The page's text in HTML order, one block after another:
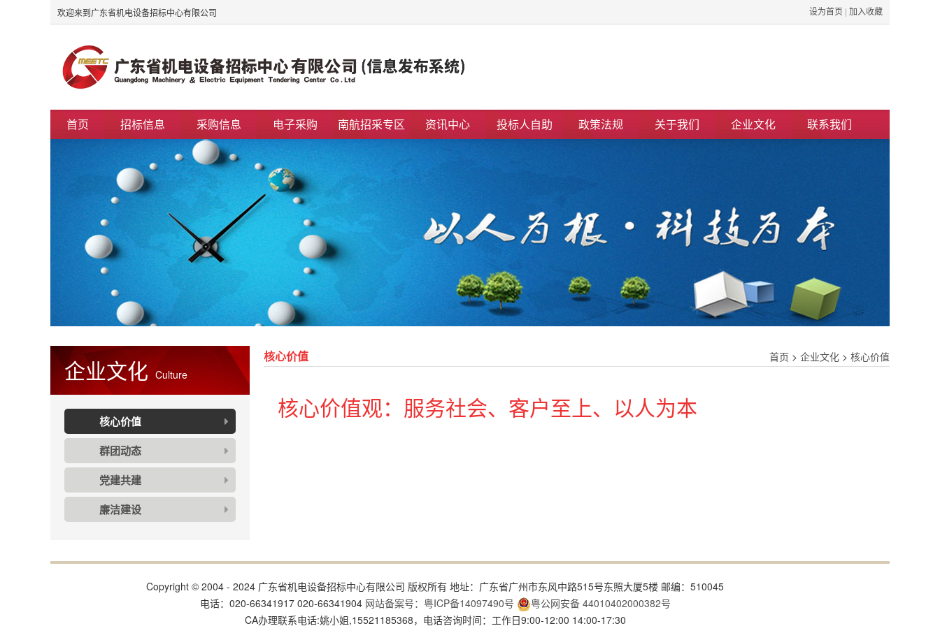
设为首页 | 加入收藏
欢迎来到广东省机电设备招标中心有限公司
首页 招标信息 采购信息 电子采购 南航招采专区 资讯中心 投标人自助 政策法规 关于我们 企业文化 联系我们
企业文化 Culture
核心价值
群团动态
党建共建
廉洁建设
核心价值 首页 > 企业文化 > 核心价值
核心价值观：服务社会、客户至上、以人为本
Copyright © 2004 - 2024 广东省机电设备招标中心有限公司 版权所有 地址：广东省广州市东风中路515号东照大厦5楼 邮编：510045
电话：020-66341917 020-66341904 网站备案号：粤ICP备14097490号
粤公网安备 44010402000382号
CA办理联系电话:姚小姐,15521185368，电话咨询时间：工作日9:00-12:00 14:00-17:30